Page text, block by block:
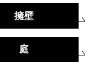
擁壁
庭